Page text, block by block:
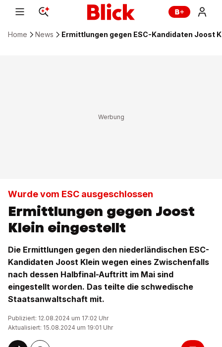
Home News Ermittlungen gegen ESC-Kandidaten Joost
Wurde vom ESC ausgeschlossen
Ermittlungen gegen Joost
Klein eingestellt
Die Ermittlungen gegen den niederländischen ESC-
Kandidaten Joost Klein wegen eines Zwischenfalls
nach dessen Halbfinal-Auftritt im Mai sind
eingestellt worden. Das teilte die schwedische
Staatsanwaltschaft mit.
Publiziert: 12.08.2024 um 17:02 Uhr
Aktualisiert: 15.08.2024 um 19:01 Uhr